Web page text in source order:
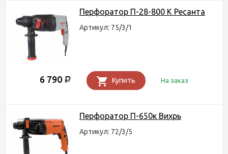
Перфоратор П-28-800 К Ресанта
Артикул: 75/3/1
6 790 Р Купить На заказ
Перфоратор П-650к Вихрь
Артикул: 72/3/5